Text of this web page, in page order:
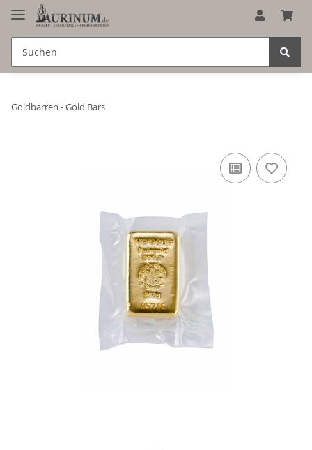
Goldbarren - Gold Bars